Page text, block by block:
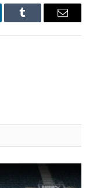
Tumblr Email